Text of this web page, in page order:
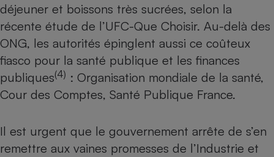
déjeuner et boissons très sucrées, selon la
récente étude de l’UFC-Que Choisir. Au-delà des
ONG, les autorités épinglent aussi ce coûteux
fiasco pour la santé publique et les finances
publiques(4) : Organisation mondiale de la santé,
Cour des Comptes, Santé Publique France.
Il est urgent que le gouvernement arrête de s’en
remettre aux vaines promesses de l’Industrie et
Antivirus
Climatiseur -
Ventilateur